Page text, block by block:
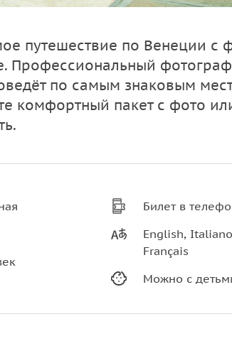
путешествие по Венеции с
Профессиональный фотограф
по самым знаковым
комфортный пакет с фото
Билет в
English,
Français
Можно с